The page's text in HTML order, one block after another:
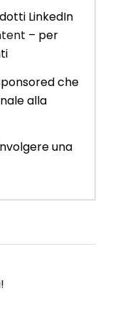
LinkedIn
– per
che
alla
una